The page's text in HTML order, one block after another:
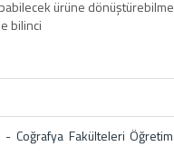
ürüne
bilinci
Coğrafya Fakülteleri